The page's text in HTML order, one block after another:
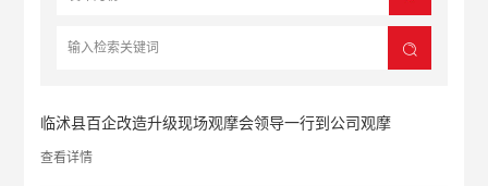
临沭县百企改造升级现场观摩会领导一行到公司观摩
查看详情